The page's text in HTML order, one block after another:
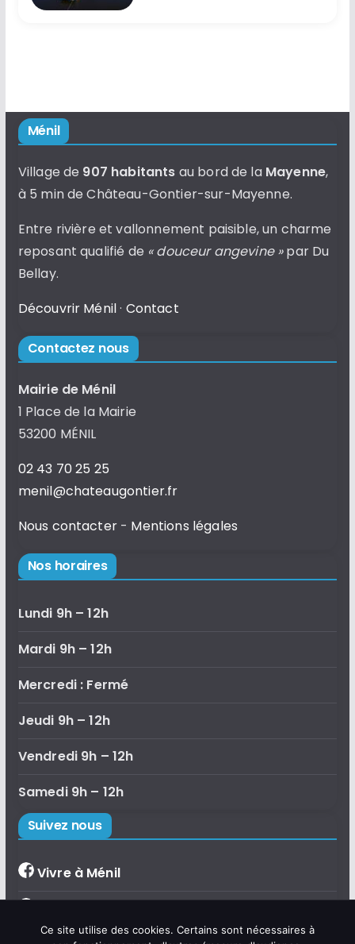
Ménil
Village de 907 habitants au bord de la Mayenne,
à 5 min de Château-Gontier-sur-Mayenne.
Entre rivière et vallonnement paisible, un charme
reposant qualifié de « douceur angevine »par Du
Bellay.
Découvrir Ménil· Contact
Contactez nous
Mairie de Ménil
1 Place de la Mairie
53200 MÉNIL
02 43 70 25 25
menil@chateaugontier.fr
Nous contacter- Mentions légales
Nos horaires
Lundi 9h – 12h
Mardi 9h – 12h
Mercredi : Fermé
Jeudi 9h – 12h
Vendredi 9h – 12h
Samedi 9h – 12h
Suivez nous
Vivre à Ménil
Bonjour, je suis Émilie, l'assistante
Ce site utilise des cookies. Certains sont nécessaires à